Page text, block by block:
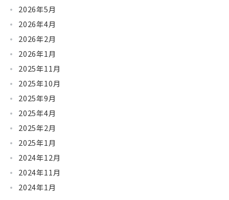
2026年5月
2026年4月
2026年2月
2026年1月
2025年11月
2025年10月
2025年9月
2025年4月
2025年2月
2025年1月
2024年12月
2024年11月
2024年1月